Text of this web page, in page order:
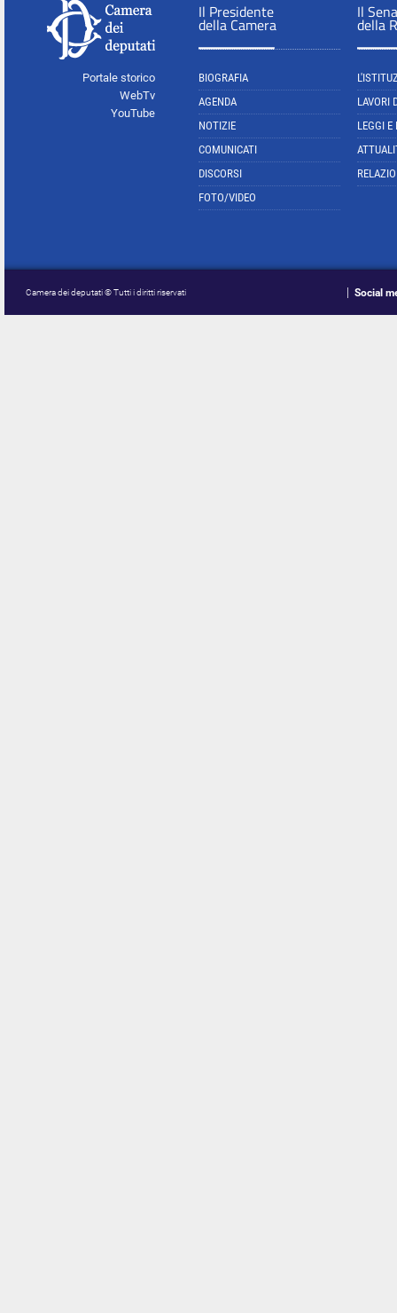
Portale storico
WebTv
YouTube
Il Presidente
della Camera
BIOGRAFIA
AGENDA
NOTIZIE
COMUNICATI
DISCORSI
FOTO/VIDEO
Il
della
LAVORI
LEGGI E
Camera dei deputati © Tutti i diritti riservati Social